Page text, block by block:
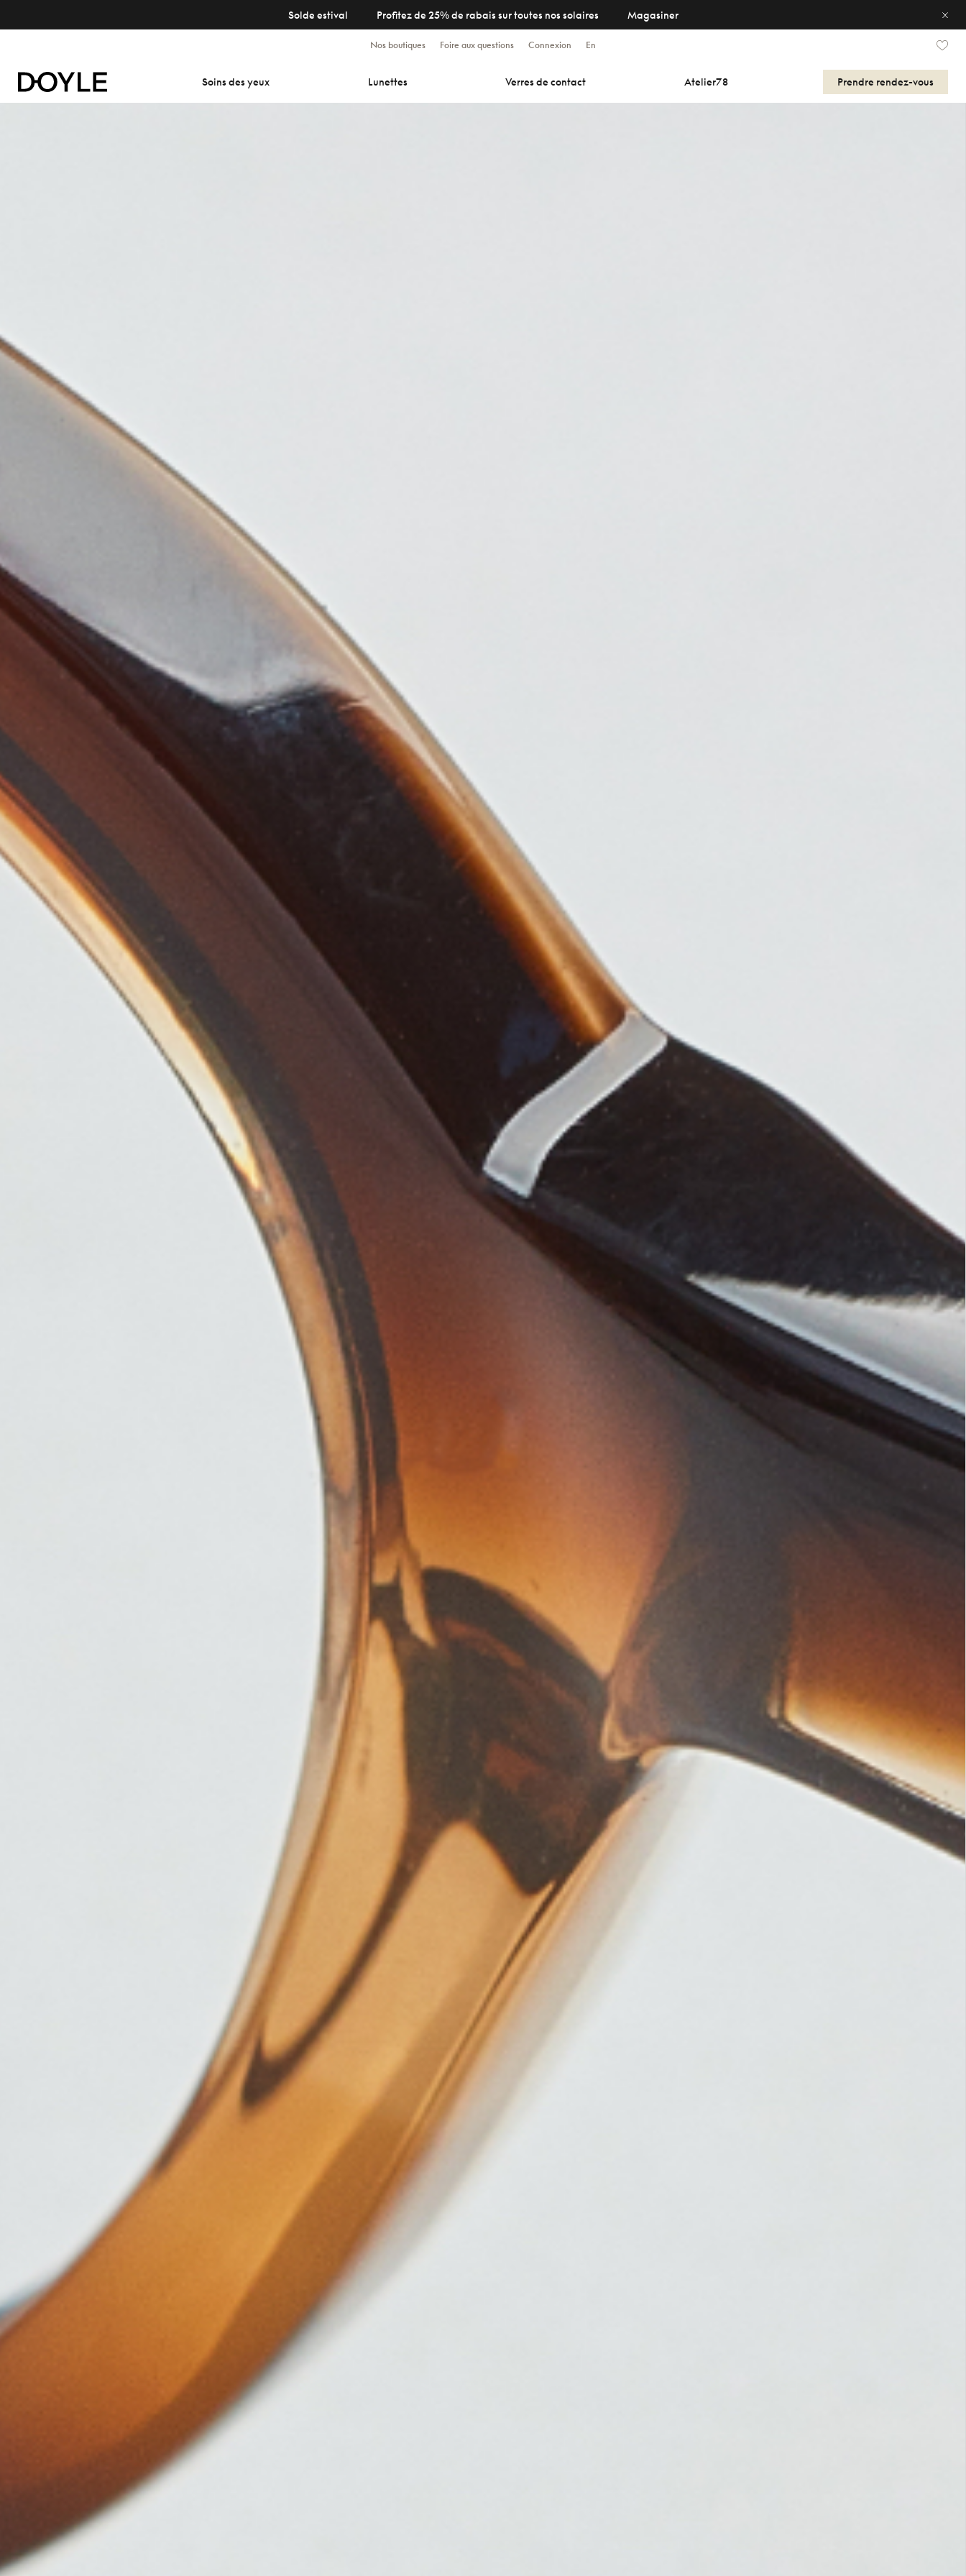
Solde estival Profitez de 25% de rabais sur toutes nos solaires Magasiner
Nos boutiques Foire aux questions Connexion En
Soins des yeux Lunettes Verres de contact Atelier78 Prendre rendez-vous